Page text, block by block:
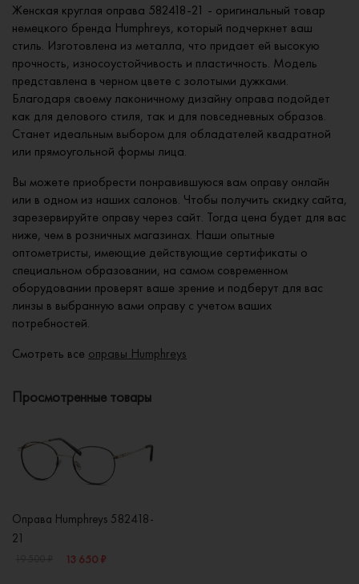
Женская круглая оправа 582418-21 - оригинальный товар
немецкого бренда Humphreys, который подчеркнет ваш
стиль. Изготовлена из металла, что придает ей высокую
прочность, износоустойчивость и пластичность. Модель
представлена в черном цвете с золотыми дужками.
Благодаря своему лаконичному дизайну оправа подойдет
как для делового стиля, так и для повседневных образов.
Станет идеальным выбором для обладателей квадратной
или прямоугольной формы лица.
Вы можете приобрести понравившуюся вам оправу онлайн
или в одном из наших салонов. Чтобы получить скидку сайта,
зарезервируйте оправу через сайт. Тогда цена будет для вас
ниже, чем в розничных магазинах. Наши опытные
оптометристы, имеющие действующие сертификаты о
специальном образовании, на самом современном
оборудовании проверят ваше зрение и подберут для вас
линзы в выбранную вами оправу с учетом ваших
потребностей.
Смотреть все оправы Humphreys
Просмотренные товары
Оправа Humphreys 582418-
21
13 650 ₽